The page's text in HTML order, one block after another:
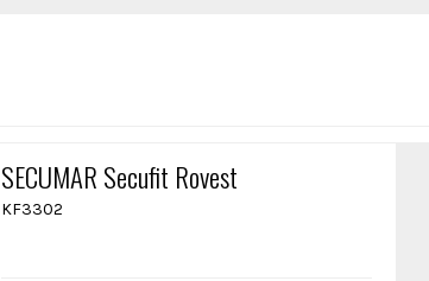
SECUMAR Secufit Rovest
KF3302